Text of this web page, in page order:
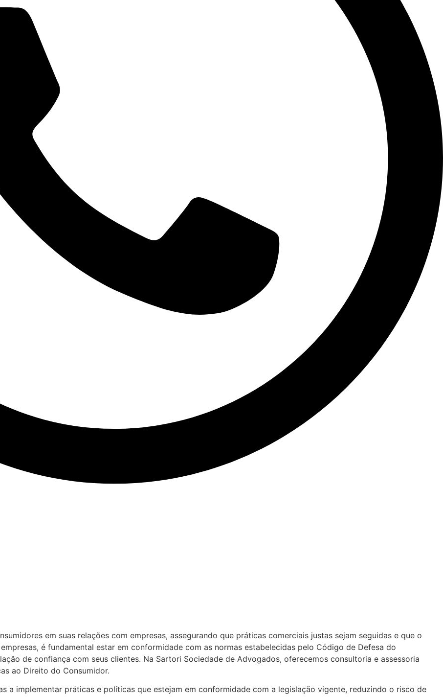
em suas relações com empresas, assegurando que práticas comerciais justas sejam seguidas e que o
é fundamental estar em conformidade com as normas estabelecidas pelo Código de Defesa do
de confiança com seus clientes. Na Sartori Sociedade de Advogados, oferecemos consultoria e assessoria
ao Direito do Consumidor.
a implementar práticas e políticas que estejam em conformidade com a legislação vigente, reduzindo o risco de